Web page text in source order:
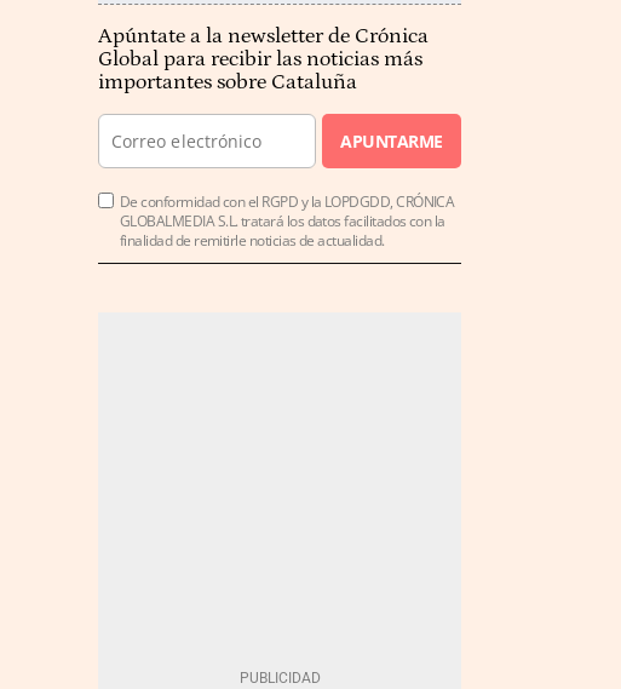
Apúntate a la newsletter de Crónica
Global para recibir las noticias más
importantes sobre Cataluña
APUNTARME
De conformidad con el RGPD y la LOPDGDD, CRÓNICA
GLOBALMEDIA S.L. tratará los datos facilitados con la
finalidad de remitirle noticias de actualidad.